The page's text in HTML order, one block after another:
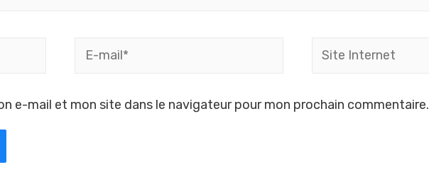
e-mail et mon site dans le navigateur pour mon prochain commentaire.